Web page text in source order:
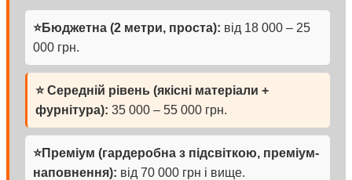
⭐Бюджетна (2 метри, проста): від 18 000 – 25
000 грн.
⭐ Середній рівень (якісні матеріали +
фурнітура): 35 000 – 55 000 грн.
⭐Преміум (гардеробна з підсвіткою, преміум-
наповнення): від 70 000 грн і вище.